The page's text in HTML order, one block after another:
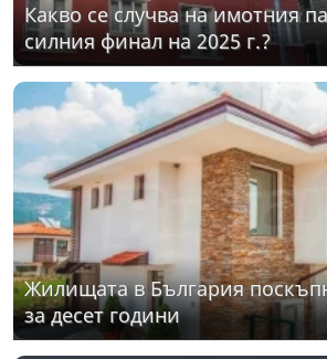
Какво се случва на имотния
силния финал на 2025 г.?
Жилищата в България
за десет години